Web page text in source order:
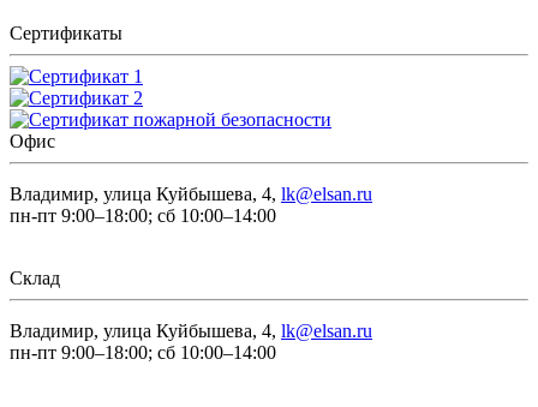
Сертификаты
Офис
Владимир, улица Куйбышева, 4, lk@elsan.ru
пн-пт 9:00–18:00; сб 10:00–14:00
Склад
Владимир, улица Куйбышева, 4, lk@elsan.ru
пн-пт 9:00–18:00; сб 10:00–14:00